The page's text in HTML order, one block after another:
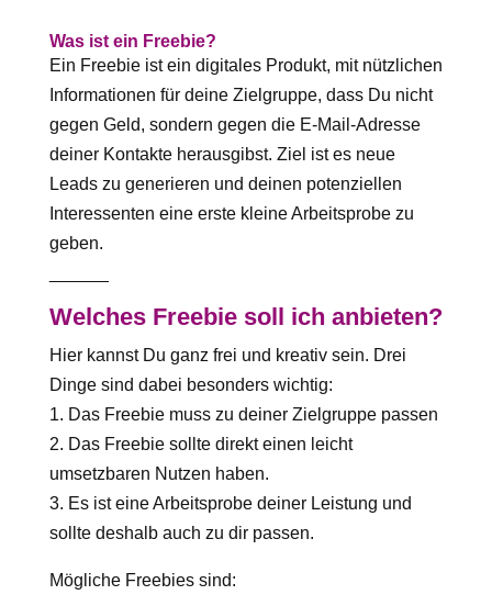
Was ist ein Freebie?
Ein Freebie ist ein digitales Produkt, mit nützlichen
Informationen für deine Zielgruppe, dass Du nicht
gegen Geld, sondern gegen die E-Mail-Adresse
deiner Kontakte herausgibst. Ziel ist es neue
Leads zu generieren und deinen potenziellen
Interessenten eine erste kleine Arbeitsprobe zu
geben.
Welches Freebie soll ich anbieten?
Hier kannst Du ganz frei und kreativ sein. Drei
Dinge sind dabei besonders wichtig:
1. Das Freebie muss zu deiner Zielgruppe passen
2. Das Freebie sollte direkt einen leicht
umsetzbaren Nutzen haben.
3. Es ist eine Arbeitsprobe deiner Leistung und
sollte deshalb auch zu dir passen.
Mögliche Freebies sind: